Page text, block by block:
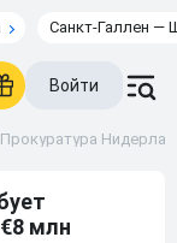
Санкт-Галлен —
Войти
Прокуратура
млн